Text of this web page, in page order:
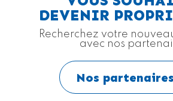
DEVENIR
Recherchez votre
avec nos
Nos partenaires